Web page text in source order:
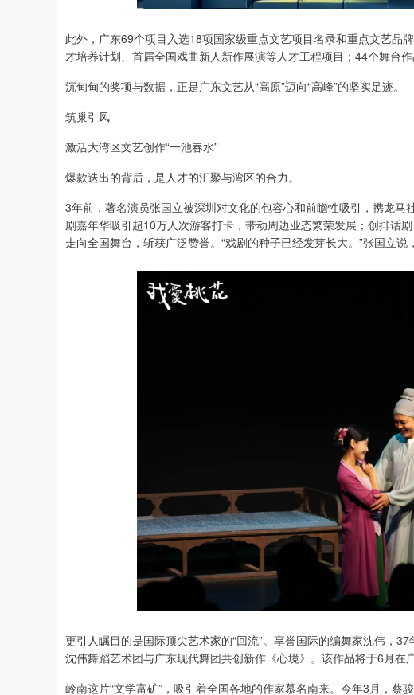
此外，广东69个项目入选18项国家级重点文艺项目名录和重点文艺品
才培养计划、首届全国戏曲新人新作展演等人才工程项目；44个舞台
沉甸甸的奖项与数据，正是广东文艺从“高原”迈向“高峰”的坚实足迹。
筑巢引凤
激活大湾区文艺创作“一池春水”
爆款迭出的背后，是人才的汇聚与湾区的合力。
3年前，著名演员张国立被深圳对文化的包容心和前瞻性吸引，携龙马
剧嘉年华吸引超10万人次游客打卡，带动周边业态繁荣发展；创排话
走向全国舞台，斩获广泛赞誉。“戏剧的种子已经发芽长大。”张国立说
更引人瞩目的是国际顶尖艺术家的“回流”。享誉国际的编舞家沈伟，
沈伟舞蹈艺术团与广东现代舞团共创新作《心境》。该作品将于6月
岭南这片“文学富矿”，吸引着全国各地的作家慕名南来。今年3月，蔡